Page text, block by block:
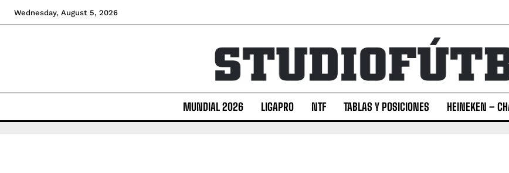
Wednesday, August 5, 2026
MUNDIAL 2026 LIGAPRO NTF TABLAS Y POSICIONES HEINEKEN –